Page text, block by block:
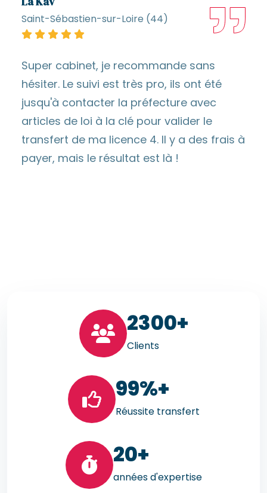
Saint-Sébastien-sur-Loire (44)
Super cabinet, je recommande sans
hésiter. Le suivi est très pro, ils ont été
jusqu'à contacter la préfecture avec
articles de loi à la clé pour valider le
transfert de ma licence 4. Il y a des frais à
payer, mais le résultat est là !
2300+
Clients
99%+
Réussite transfert
20+
années d'expertise